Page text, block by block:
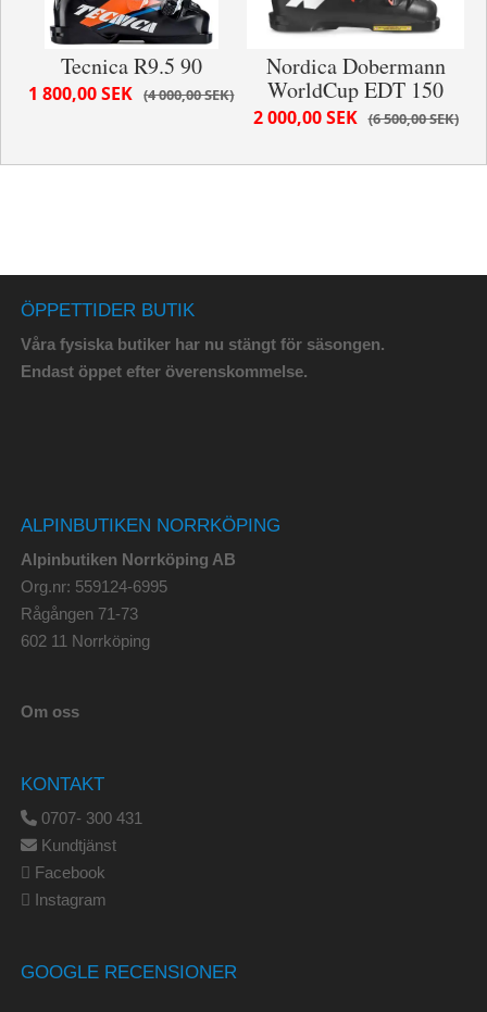
Tecnica R9.5 90
4 000,00 SEK
1 800,00 SEK
Nordica Dobermann
WorldCup EDT 150
6 500,00 SEK
2 000,00 SEK
ÖPPETTIDER BUTIK
Våra fysiska butiker har nu stängt för säsongen.
Endast öppet efter överenskommelse.
ALPINBUTIKEN NORRKÖPING
Alpinbutiken Norrköping AB
Org.nr: 559124-6995
Rågången 71-73
602 11 Norrköping
Om oss
KONTAKT
0707- 300 431
Kundtjänst
Facebook
Instagram
GOOGLE RECENSIONER